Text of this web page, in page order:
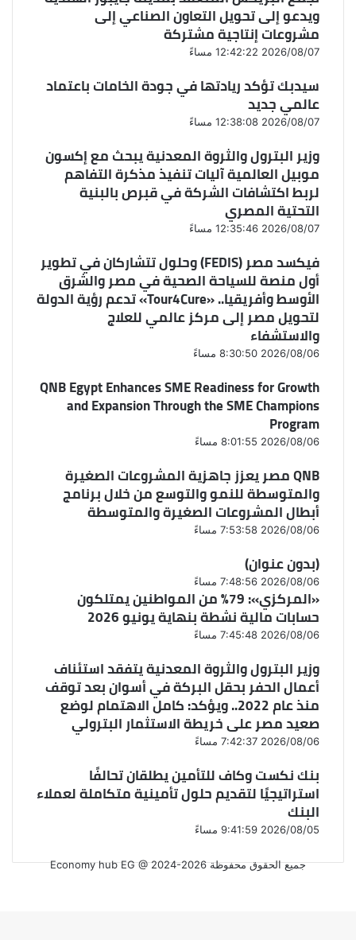
ويدعو إلى تحويل التعاون الصناعي إلى
مشروعات إنتاجية مشتركة
2026/08/07 12:42:22 مساءً
سيدبك تؤكد ريادتها في جودة الخامات باعتماد
عالمي جديد
2026/08/07 12:38:08 مساءً
وزير البترول والثروة المعدنية يبحث مع إكسون
موبيل العالمية آليات تنفيذ مذكرة التفاهم
لربط اكتشافات الشركة في قبرص بالبنية
التحتية المصري
2026/08/07 12:35:46 مساءً
فيكسد مصر (FEDIS) وحلول تتشاركان في تطوير
أول منصة للسياحة الصحية في مصر والشرق
الأوسط وأفريقيا.. «Tour4Cure» تدعم رؤية الدولة
لتحويل مصر إلى مركز عالمي للعلاج
والاستشفاء
2026/08/06 8:30:50 مساءً
QNB Egypt Enhances SME Readiness for Growth
and Expansion Through the SME Champions
Program
2026/08/06 8:01:55 مساءً
QNB مصر يعزز جاهزية المشروعات الصغيرة
والمتوسطة للنمو والتوسع من خلال برنامج
أبطال المشروعات الصغيرة والمتوسطة
2026/08/06 7:53:58 مساءً
(بدون عنوان)
2026/08/06 7:48:56 مساءً
«المركزي»: 79% من المواطنين يمتلكون
حسابات مالية نشطة بنهاية يونيو 2026
2026/08/06 7:45:48 مساءً
وزير البترول والثروة المعدنية يتفقد استئناف
أعمال الحفر بحقل البركة في أسوان بعد توقف
منذ عام 2022.. ويؤكد: كامل الاهتمام لوضع
صعيد مصر على خريطة الاستثمار البترولي
2026/08/06 7:42:37 مساءً
بنك نكست وكاف للتأمين يطلقان تحالفًا
استراتيجيًا لتقديم حلول تأمينية متكاملة لعملاء
البنك
2026/08/05 9:41:59 مساءً
جميع الحقوق محفوظة Economy hub EG @ 2024-2026 فيسبوك